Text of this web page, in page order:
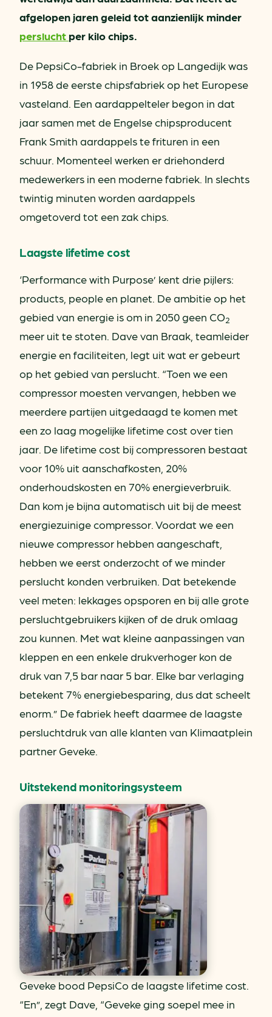
afgelopen jaren geleid tot aanzienlijk minder
perslucht per kilo chips.
De PepsiCo-fabriek in Broek op Langedijk was
in 1958 de eerste chipsfabriek op het Europese
vasteland. Een aardappelteler begon in dat
jaar samen met de Engelse chipsproducent
Frank Smith aardappels te frituren in een
schuur. Momenteel werken er driehonderd
medewerkers in een moderne fabriek. In slechts
twintig minuten worden aardappels
omgetoverd tot een zak chips.
Laagste lifetime cost
‘Performance with Purpose’ kent drie pijlers:
products, people en planet. De ambitie op het
gebied van energie is om in 2050 geen CO2
meer uit te stoten. Dave van Braak, teamleider
energie en faciliteiten, legt uit wat er gebeurt
op het gebied van perslucht. “Toen we een
compressor moesten vervangen, hebben we
meerdere partijen uitgedaagd te komen met
een zo laag mogelijke lifetime cost over tien
jaar. De lifetime cost bij compressoren bestaat
voor 10% uit aanschafkosten, 20%
onderhoudskosten en 70% energieverbruik.
Dan kom je bijna automatisch uit bij de meest
energiezuinige compressor. Voordat we een
nieuwe compressor hebben aangeschaft,
hebben we eerst onderzocht of we minder
perslucht konden verbruiken. Dat betekende
veel meten: lekkages opsporen en bij alle grote
persluchtgebruikers kijken of de druk omlaag
zou kunnen. Met wat kleine aanpassingen van
kleppen en een enkele drukverhoger kon de
druk van 7,5 bar naar 5 bar. Elke bar verlaging
betekent 7% energiebesparing, dus dat scheelt
enorm.” De fabriek heeft daarmee de laagste
persluchtdruk van alle klanten van Klimaatplein
partner Geveke.
Uitstekend monitoringsysteem
Geveke bood PepsiCo de laagste lifetime cost.
“En”, zegt Dave, “Geveke ging soepel mee in